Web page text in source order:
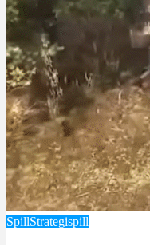
SpillStrategispill